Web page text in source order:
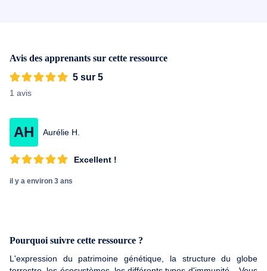
Avis des apprenants sur cette ressource
5 sur 5
1 avis
AH Aurélie H.
Excellent !
il y a environ 3 ans
Pourquoi suivre cette ressource ?
L'expression du patrimoine génétique, la structure du globe